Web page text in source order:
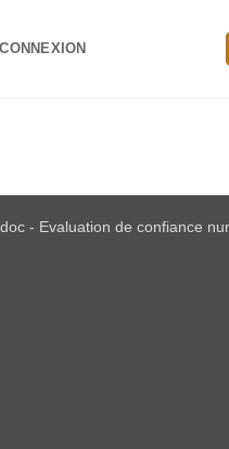
CONNEXION
- Evaluation de confiance